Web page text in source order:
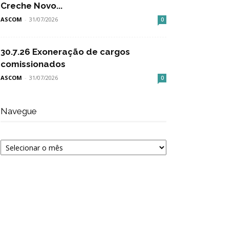
Creche Novo...
ASCOM - 31/07/2026 0
30.7.26 Exoneração de cargos
comissionados
ASCOM - 31/07/2026 0
Navegue
Navegue